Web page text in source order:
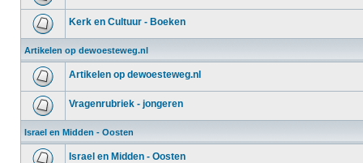
Kerk en Cultuur - Boeken
Artikelen op dewoesteweg.nl
Artikelen op dewoesteweg.nl
Vragenrubriek - jongeren
Israel en Midden - Oosten
Israel en Midden - Oosten